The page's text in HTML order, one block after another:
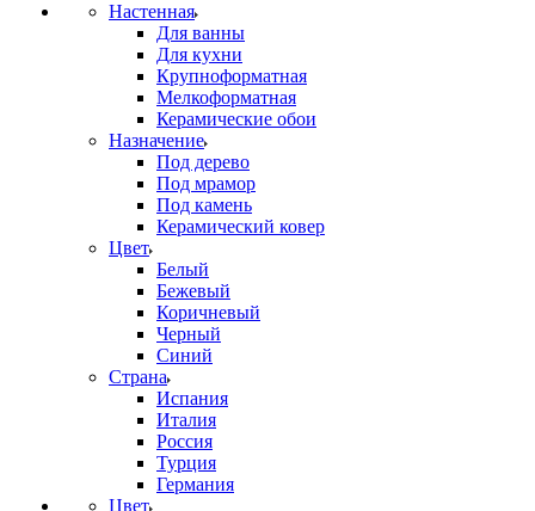
Настенная
Для ванны
Для кухни
Крупноформатная
Мелкоформатная
Керамические обои
Назначение
Под дерево
Под мрамор
Под камень
Керамический ковер
Цвет
Белый
Бежевый
Коричневый
Черный
Синий
Страна
Испания
Италия
Россия
Турция
Германия
Цвет